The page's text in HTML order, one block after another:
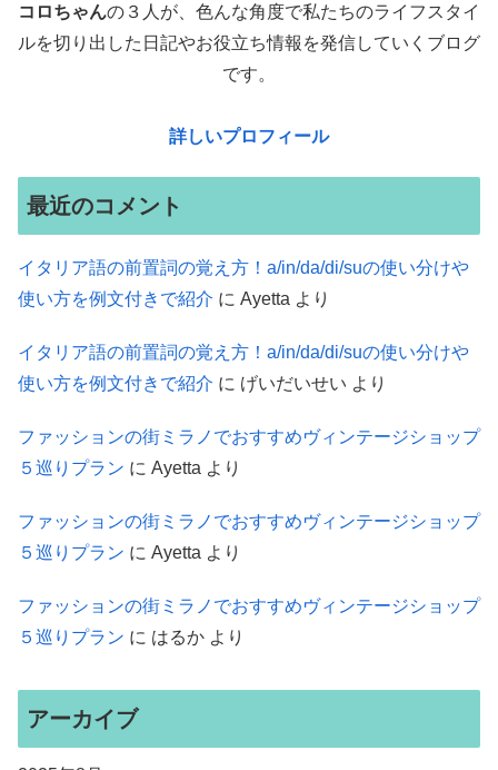
コロちゃんの３人が、色んな角度で私たちのライフスタイ
ルを切り出した日記やお役立ち情報を発信していくブログ
です。
詳しいプロフィール
最近のコメント
イタリア語の前置詞の覚え方！a/in/da/di/suの使い分けや
使い方を例文付きで紹介 に Ayetta より
イタリア語の前置詞の覚え方！a/in/da/di/suの使い分けや
使い方を例文付きで紹介 に げいだいせい より
ファッションの街ミラノでおすすめヴィンテージショップ
５巡りプラン に Ayetta より
ファッションの街ミラノでおすすめヴィンテージショップ
５巡りプラン に Ayetta より
ファッションの街ミラノでおすすめヴィンテージショップ
５巡りプラン に はるか より
アーカイブ